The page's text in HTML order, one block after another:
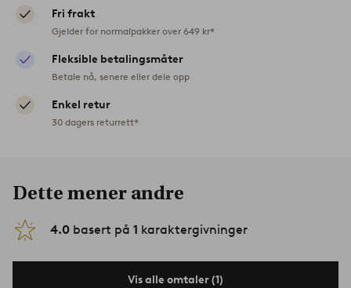
Fri frakt
Gjelder for normalpakker over 649 kr*
Fleksible betalingsmåter
Betale nå, senere eller dele opp
Enkel retur
30 dagers returrett*
Dette mener andre
4.0 basert på 1 karaktergivninger
Vis alle omtaler (1)